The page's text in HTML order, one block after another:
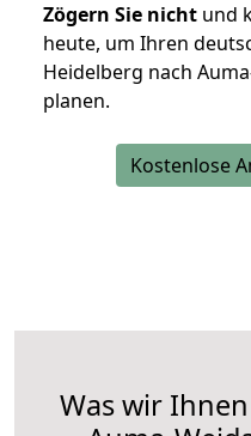
Zögern Sie nicht und
heute, um Ihren
Heidelberg nach
planen.
Kostenlose
Was wir